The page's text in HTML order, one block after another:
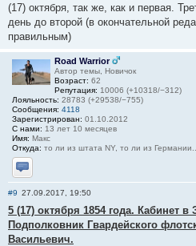
(17) октября, так же, как и первая.
день до второй (в окончательной
правильным)
Road Warrior
Автор темы, Новичок
Возраст: 62
Репутация: 10006 (+10318/−312)
Лояльность: 28783 (+29538/−755)
Сообщения: 4118
Зарегистрирован: 01.10.2012
С нами: 13 лет 10 месяцев
Имя: Макс
Откуда: то ли из штата NY, то ли из Германии...
Отправить личное сообщение
#9 27.09.2017, 19:50
5 (17) октября 1854 года. Кабинет
Подполковник Гвардейского
Васильевич.